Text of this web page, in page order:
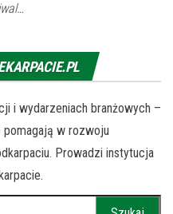
i wydarzeniach branżowych –
pomagają w rozwoju
Prowadzi instytucja